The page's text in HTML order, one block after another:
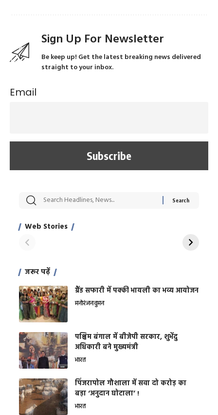
Sign Up For Newsletter
Be keep up! Get the latest breaking news delivered
straight to your inbox.
Email
Web Stories
सट्टेबाजी में अरेस्ट हुए
साहिल खान
रोज एक कच्चे लहसुन
जरूर पढ़ें
ग्रैंड सफारी में पक्की भायली का भव्य आयोजन
मनोरंजनवुमन
पश्चिम बंगाल में बीजेपी सरकार, शुभेंदु
अधिकारी बने मुख्यमंत्री
भारत
​पिंजरापोल गौशाला में सवा दो करोड़ का
बड़ा ‘अनुदान घोटाला’ !
भारत